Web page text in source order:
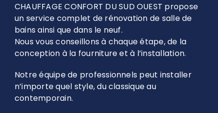
CHAUFFAGE CONFORT DU SUD OUEST propose
un service complet de rénovation de salle de
bains ainsi que dans le neuf.
Nous vous conseillons à chaque étape, de la
conception à la fourniture et à l’installation.
Notre équipe de professionnels peut installer
n’importe quel style, du classique au
contemporain.